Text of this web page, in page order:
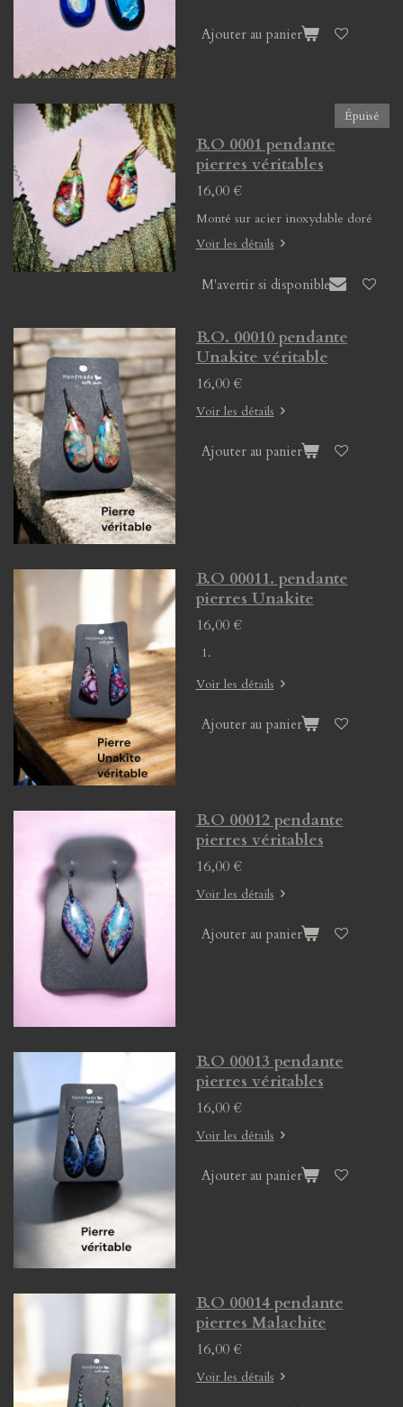
Ajouter au panier
Épuisé
B.O 0001 pendante
pierres véritables
16,00 €
Monté sur acier inoxydable doré
Voir les détails
M'avertir si disponible
B.O. 00010 pendante
Unakite véritable
16,00 €
Voir les détails
Ajouter au panier
B.O 00011. pendante
pierres Unakite
16,00 €
Voir les détails
Ajouter au panier
B.O 00012 pendante
pierres véritables
16,00 €
Voir les détails
Ajouter au panier
B.O 00013 pendante
pierres véritables
16,00 €
Voir les détails
Ajouter au panier
B.O 00014 pendante
pierres Malachite
16,00 €
Voir les détails